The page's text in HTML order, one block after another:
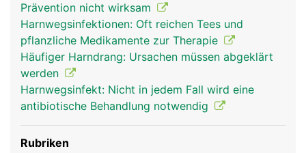
Prävention nicht wirksam
Harnwegsinfektionen: Oft reichen Tees und
pflanzliche Medikamente zur Therapie
Häufiger Harndrang: Ursachen müssen abgeklärt
werden
Harnwegsinfekt: Nicht in jedem Fall wird eine
antibiotische Behandlung notwendig
Rubriken